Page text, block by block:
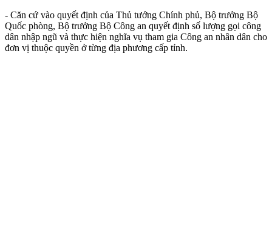
- Căn cứ vào quyết định của Thủ tướng Chính phủ, Bộ trưởng Bộ
Quốc phòng, Bộ trưởng Bộ Công an quyết định số lượng gọi công
dân nhập ngũ và thực hiện nghĩa vụ tham gia Công an nhân dân cho
đơn vị thuộc quyền ở từng địa phương cấp tỉnh.